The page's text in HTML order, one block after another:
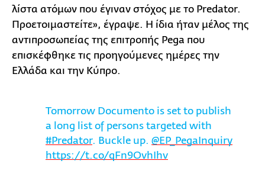
λίστα ατόμων που έγιναν στόχος με το Predator.
Προετοιμαστείτε», έγραψε. Η ίδια ήταν μέλος της
αντιπροσωπείας της επιτροπής Pega που
επισκέφθηκε τις προηγούμενες ημέρες την
Ελλάδα και την Κύπρο.
Tomorrow Documento is set to publish
a long list of persons targeted with
#Predator. Buckle up. @EP_PegaInquiry
https://t.co/qFn9OvhIhv